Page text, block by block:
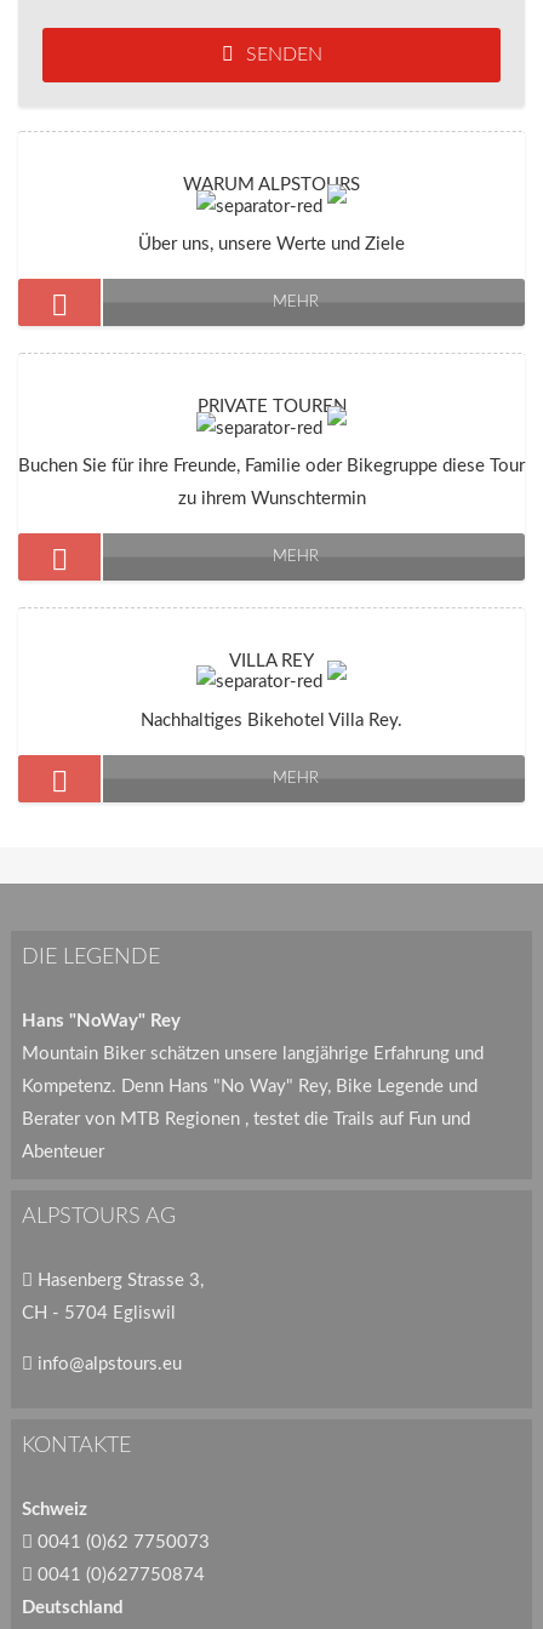
SENDEN
WARUM ALPSTOURS
Über uns, unsere Werte und Ziele
MEHR
PRIVATE TOUREN
Buchen Sie für ihre Freunde, Familie oder Bikegruppe diese Tour
zu ihrem Wunschtermin
MEHR
VILLA REY
Nachhaltiges Bikehotel Villa Rey.
MEHR
DIE LEGENDE
Hans "NoWay" Rey
Mountain Biker schätzen unsere langjährige Erfahrung und
Kompetenz. Denn Hans "No Way" Rey, Bike Legende und
Berater von MTB Regionen , testet die Trails auf Fun und
Abenteuer
ALPSTOURS AG
Hasenberg Strasse 3,
CH - 5704 Egliswil
info@alpstours.eu
KONTAKTE
Schweiz
0041 (0)62 7750073
0041 (0)627750874
Deutschland